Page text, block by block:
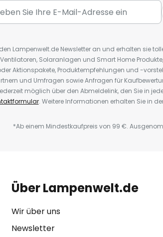
Lampenwelt.de Newsletter an und erhalten sie
Solaranlagen und Smart Home
Aktionspakete, Produktempfehlungen und -
und Umfragen sowie Anfragen für
möglich über den Abmeldelink, den Sie in
. Weitere Informationen erhalten Sie in
*Ab einem Mindestkaufpreis von 99 €.
Über Lampenwelt.de
Wir über uns
Newsletter